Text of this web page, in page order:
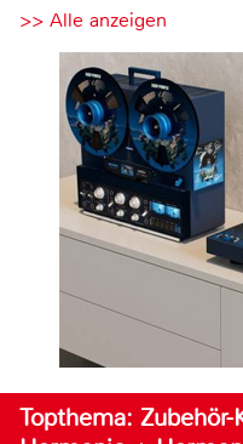
>> Alle anzeigen
Topthema: